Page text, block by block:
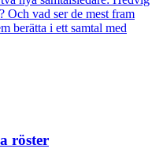
vad ser de mest fram
berätta i ett samtal med
röster